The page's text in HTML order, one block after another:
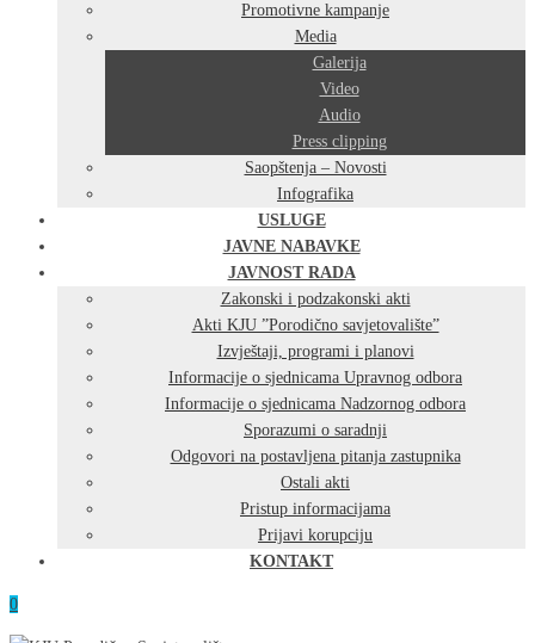
Promotivne kampanje
Media
Galerija
Video
Audio
Press clipping
Saopštenja – Novosti
Infografika
USLUGE
JAVNE NABAVKE
JAVNOST RADA
Zakonski i podzakonski akti
Akti KJU ”Porodično savjetovalište”
Izvještaji, programi i planovi
Informacije o sjednicama Upravnog odbora
Informacije o sjednicama Nadzornog odbora
Sporazumi o saradnji
Odgovori na postavljena pitanja zastupnika
Ostali akti
Pristup informacijama
Prijavi korupciju
KONTAKT
0